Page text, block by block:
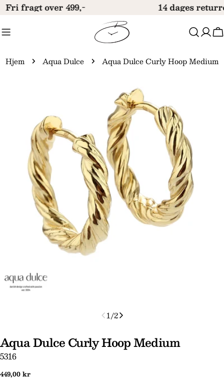
Gå
indhold
Fri fragt over 499,- 14 dages
Hjem Aqua Dulce Aqua Dulce Curly Hoop Medium
medie 0 i modal
1/2
Aqua Dulce Curly Hoop Medium
SKU:
5316
Normal
449,00 kr